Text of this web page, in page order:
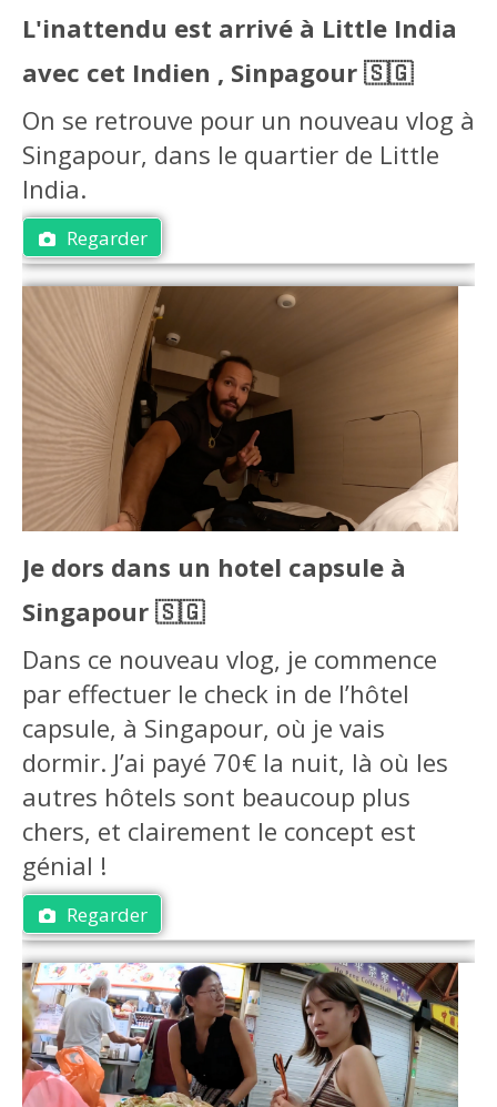
L'inattendu est arrivé à Little India
avec cet Indien , Sinpagour 🇸🇬
On se retrouve pour un nouveau vlog à
Singapour, dans le quartier de Little
India.
Regarder
Je dors dans un hotel capsule à
Singapour 🇸🇬
Dans ce nouveau vlog, je commence
par effectuer le check in de l’hôtel
capsule, à Singapour, où je vais
dormir. J’ai payé 70€ la nuit, là où les
autres hôtels sont beaucoup plus
chers, et clairement le concept est
génial !
Regarder